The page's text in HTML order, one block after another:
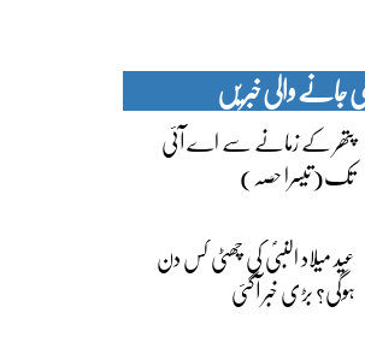
والی خبریں
پتھر کے زمانے سے اے آئی
تک(تیسرا حصہ)
عید میلاد النبیؐ کی چھٹی کس دن
ہوگی؟ بڑی خبر آگئی